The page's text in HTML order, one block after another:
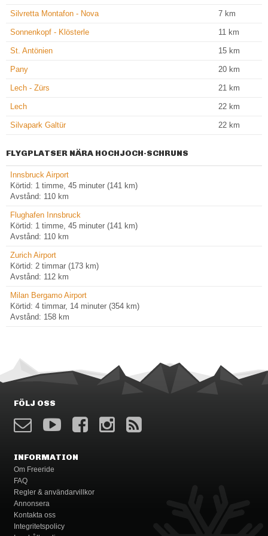
Silvretta Montafon - Nova 7 km
Sonnenkopf - Klösterle 11 km
St. Antönien 15 km
Pany 20 km
Lech - Zürs 21 km
Lech 22 km
Silvapark Galtür 22 km
FLYGPLATSER NÄRA HOCHJOCH-SCHRUNS
Innsbruck Airport
Körtid: 1 timme, 45 minuter (141 km)
Avstånd: 110 km
Flughafen Innsbruck
Körtid: 1 timme, 45 minuter (141 km)
Avstånd: 110 km
Zurich Airport
Körtid: 2 timmar (173 km)
Avstånd: 112 km
Milan Bergamo Airport
Körtid: 4 timmar, 14 minuter (354 km)
Avstånd: 158 km
FÖLJ OSS
INFORMATION
Om Freeride
FAQ
Regler & användarvillkor
Annonsera
Kontakta oss
Integritetspolicy